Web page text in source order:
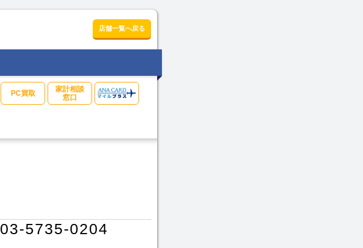
店舗一覧へ戻る
PC買取
家計相談
窓口
03-5735-0204